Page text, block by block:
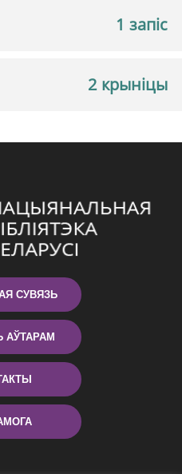
1 запіс
2 крыніцы
СУВЯЗЬ
АЎТАРАМ